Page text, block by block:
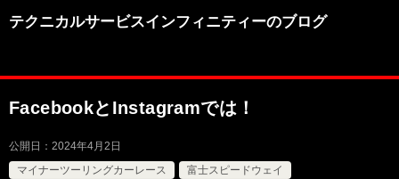
テクニカルサービスインフィニティーのブログ
FacebookとInstagramでは！
公開日： 2024年4月2日
マイナーツーリングカーレース
富士スピードウェイ